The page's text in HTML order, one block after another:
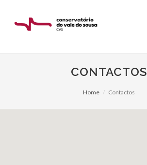
CONTACTOS
Home Contactos